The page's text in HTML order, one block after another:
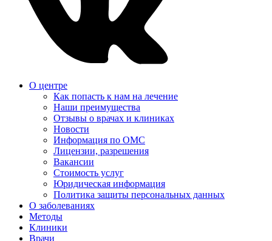
О центре
Как попасть к нам на лечение
Наши преимущества
Отзывы о врачах и клиниках
Новости
Информация по ОМС
Лицензии, разрешения
Вакансии
Стоимость услуг
Юридическая информация
Политика защиты персональных данных
О заболеваниях
Методы
Клиники
Врачи